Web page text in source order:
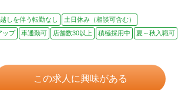
しを伴う転勤なし
土日休み（相談可含む）
ップ 車通勤可 店舗数30以上 積極採用中
夏～秋入職可
この求人に興味がある